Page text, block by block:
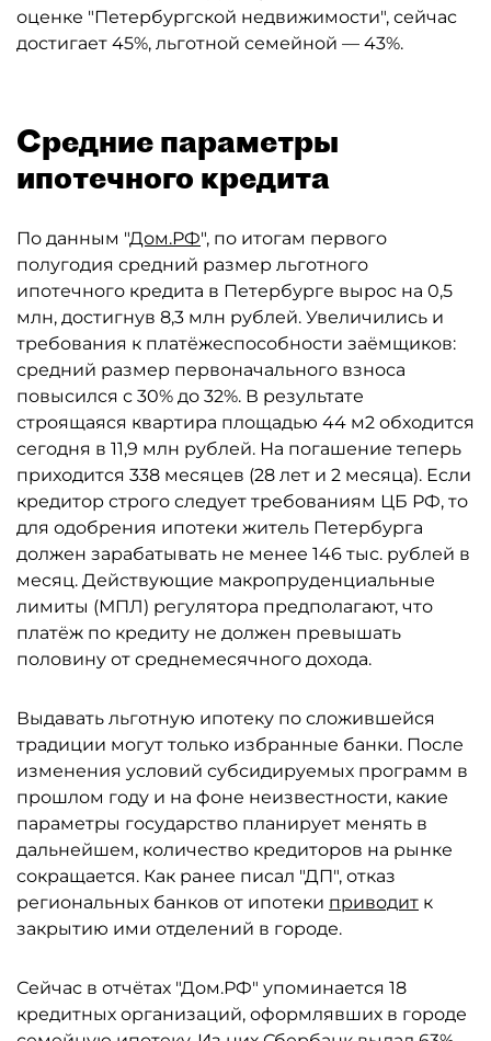
оценке "Петербургской недвижимости", сейчас
достигает 45%, льготной семейной — 43%.
Средние параметры
ипотечного кредита
По данным "Дом.РФ", по итогам первого
полугодия средний размер льготного
ипотечного кредита в Петербурге вырос на 0,5
млн, достигнув 8,3 млн рублей. Увеличились и
требования к платёжеспособности заёмщиков:
средний размер первоначального взноса
повысился с 30% до 32%. В результате
строящаяся квартира площадью 44 м2 обходится
сегодня в 11,9 млн рублей. На погашение теперь
приходится 338 месяцев (28 лет и 2 месяца). Если
кредитор строго следует требованиям ЦБ РФ, то
для одобрения ипотеки житель Петербурга
должен зарабатывать не менее 146 тыс. рублей в
месяц. Действующие макропруденциальные
лимиты (МПЛ) регулятора предполагают, что
платёж по кредиту не должен превышать
половину от среднемесячного дохода.
Выдавать льготную ипотеку по сложившейся
традиции могут только избранные банки. После
изменения условий субсидируемых программ в
прошлом году и на фоне неизвестности, какие
параметры государство планирует менять в
дальнейшем, количество кредиторов на рынке
сокращается. Как ранее писал "ДП", отказ
региональных банков от ипотеки приводит к
закрытию ими отделений в городе.
Сейчас в отчётах "Дом.РФ" упоминается 18
кредитных организаций, оформлявших в городе